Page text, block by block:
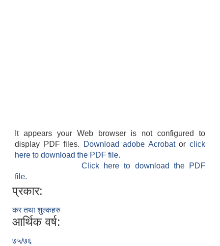
It appears your Web browser is not configured to
display PDF files.
Download adobe Acrobatorclick
here to download the PDF file.
Click here to download the PDF
file.
प्रकार:
कर तथा शुल्कहरु
आर्थिक वर्ष:
७५/७६